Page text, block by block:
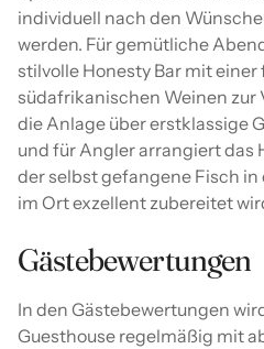
individuell nach den
werden. Für gemütliche
stilvolle Honesty Bar mit einer
südafrikanischen Weinen zur
die Anlage über erstklassige
und für Angler arrangiert das
der selbst gefangene Fisch
im Ort exzellent zubereitet
Gästebewertungen
In den Gästebewertungen
Guesthouse regelmäßig mit